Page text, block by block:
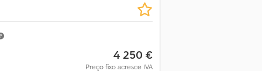
4 250 €
Preço fixo acresce IVA